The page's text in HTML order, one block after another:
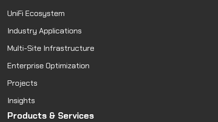
UniFi Ecosystem
Industry Applications
Multi-Site Infrastructure
Enterprise Optimization
Projects
Insights
Products & Services